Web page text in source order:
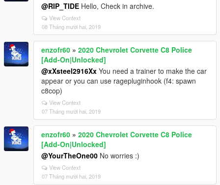
@RIP_TIDE Hello, Check in archive.
View Context
08 Tháng mười hai, 2019
enzofr60 » 2020 Chevrolet Corvette C8 Police
[Add-On|Unlocked]
@xXsteel2916Xx You need a trainer to make the car
appear or you can use ragepluginhook (f4: spawn
c8cop)
View Context
07 Tháng mười hai, 2019
enzofr60 » 2020 Chevrolet Corvette C8 Police
[Add-On|Unlocked]
@YourTheOne00 No worries :)
View Context
07 Tháng mười hai, 2019